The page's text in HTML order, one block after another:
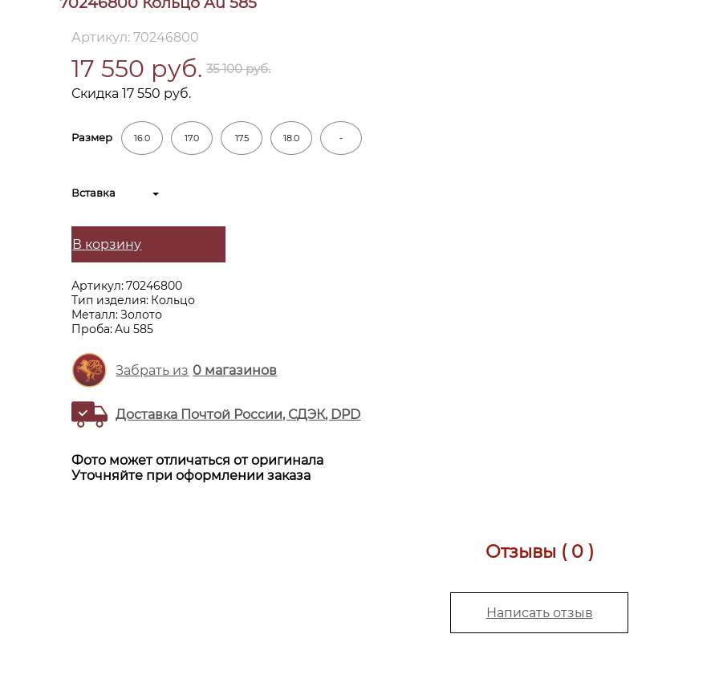
Артикул: 70246800
17 550 руб. 35 100 руб.
Скидка 17 550 руб.
Размер 16.0 17.0 17.5 18.0 -
Вставка
В корзину
Артикул:70246800
Тип изделия: Кольцо
Металл:Золото
Проба:Au 585
Забрать из 0 магазинов
Доставка Почтой России, СДЭК, DPD
Фото может отличаться от оригинала
Уточняйте при оформлении заказа
Отзывы ( 0 )
Написать отзыв